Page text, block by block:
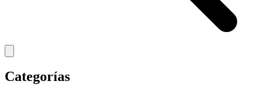
Categorías